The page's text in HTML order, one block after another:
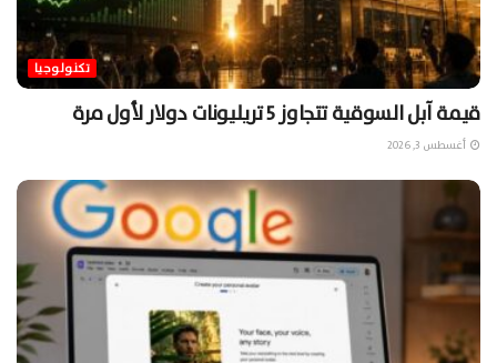
تكنولوجيا
قيمة آبل السوقية تتجاوز 5 تريليونات دولار لأول مرة
أغسطس 3, 2026